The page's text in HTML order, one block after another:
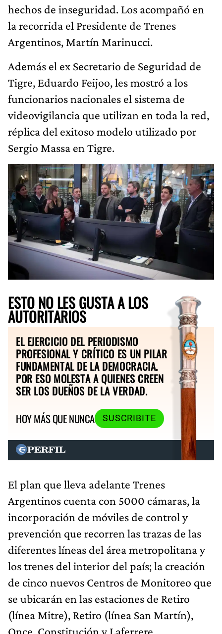
hechos de inseguridad. Los acompañó en
la recorrida el Presidente de Trenes
Argentinos, Martín Marinucci.
Además el ex Secretario de Seguridad de
Tigre, Eduardo Feijoo, les mostró a los
funcionarios nacionales el sistema de
videovigilancia que utilizan en toda la red,
réplica del exitoso modelo utilizado por
Sergio Massa en Tigre.
ESTO NO LES GUSTA A LOS
AUTORITARIOS
EL EJERCICIO DEL PERIODISMO
PROFESIONAL Y CRÍTICO ES UN PILAR
FUNDAMENTAL DE LA DEMOCRACIA.
POR ESO MOLESTA A QUIENES CREEN
SER LOS DUEÑOS DE LA VERDAD.
HOY MÁS QUE NUNCA
SUSCRIBITE
El plan que lleva adelante Trenes
Argentinos cuenta con 5000 cámaras, la
incorporación de móviles de control y
prevención que recorren las trazas de las
diferentes líneas del área metropolitana y
los trenes del interior del país; la creación
de cinco nuevos Centros de Monitoreo que
se ubicarán en las estaciones de Retiro
(línea Mitre), Retiro (línea San Martín),